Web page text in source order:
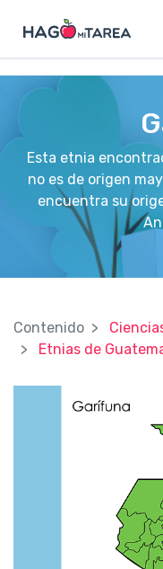
Esta etnia
no es de origen
encuentra su
Contenido
Etnias de